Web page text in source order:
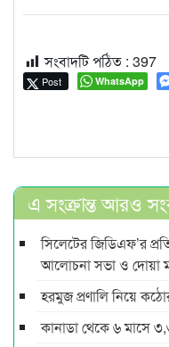
সংবাদটি পঠিত : 397
Post WhatsApp
এ সংক্রান্ত আরও
সিলেটের জিডিএফ’র
আলোচনা সভা ও দোয়া
হরমুজ প্রণালি নিয়ে
কানাডা থেকে ৬ মাসে